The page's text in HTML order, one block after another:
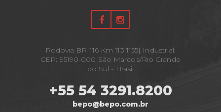
Rodovia BR-116 Km 113 1155| Industrial,
CEP: 95190-000 São Marcos/Rio Grande
do Sul - Brasil
+55 54 3291.8200
bepo@bepo.com.br